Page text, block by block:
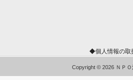
◆個人情報の
Copyright © 2026 ＮＰ